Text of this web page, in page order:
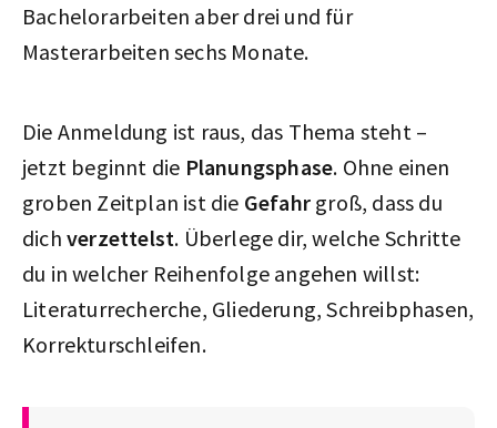
Bachelorarbeiten aber drei und für
Masterarbeiten sechs Monate.
Die Anmeldung ist raus, das Thema steht –
jetzt beginnt die Planungsphase. Ohne einen
groben Zeitplan ist die Gefahr groß, dass du
dich verzettelst. Überlege dir, welche Schritte
du in welcher Reihenfolge angehen willst:
Literaturrecherche, Gliederung, Schreibphasen,
Korrekturschleifen.